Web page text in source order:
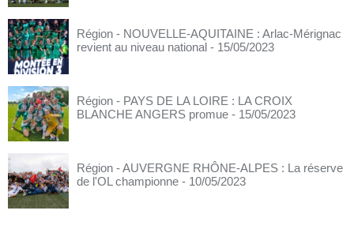
Région - NOUVELLE-AQUITAINE : Arlac-Mérignac
revient au niveau national - 15/05/2023
Région - PAYS DE LA LOIRE : LA CROIX
BLANCHE ANGERS promue - 15/05/2023
Région - AUVERGNE RHÔNE-ALPES : La réserve
de l'OL championne - 10/05/2023